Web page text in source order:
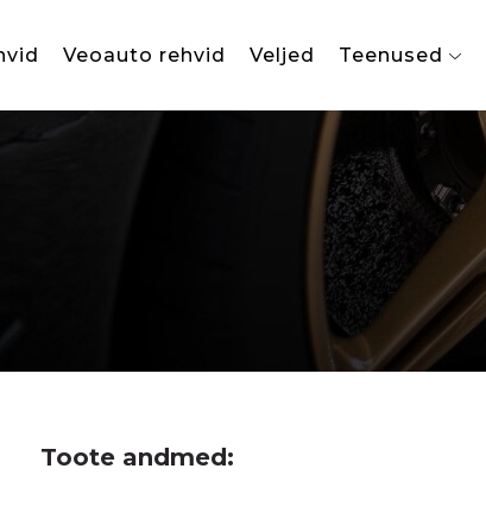
Veoauto rehvid Veljed Teenused
Toote andmed: